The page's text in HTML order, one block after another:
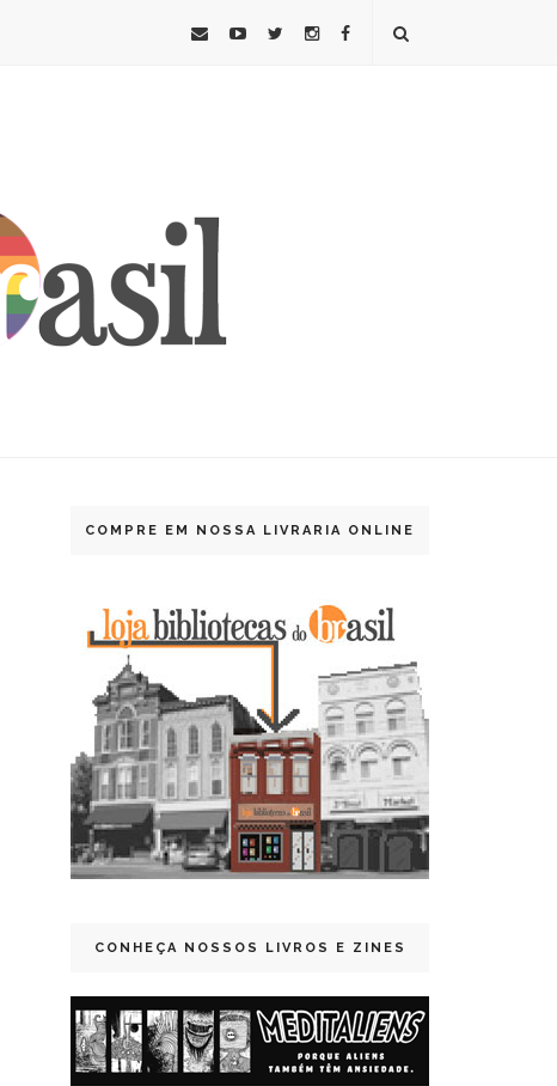
COMPRE EM NOSSA LIVRARIA ONLINE
CONHEÇA NOSSOS LIVROS E ZINES